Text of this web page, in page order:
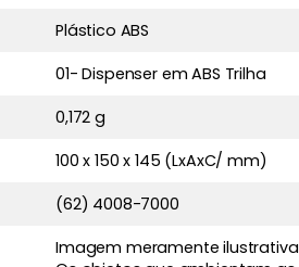
Plástico ABS
01- Dispenser em ABS Trilha
0,172 g
100 x 150 x 145 (LxAxC/ mm)
(62) 4008-7000
Imagem meramente